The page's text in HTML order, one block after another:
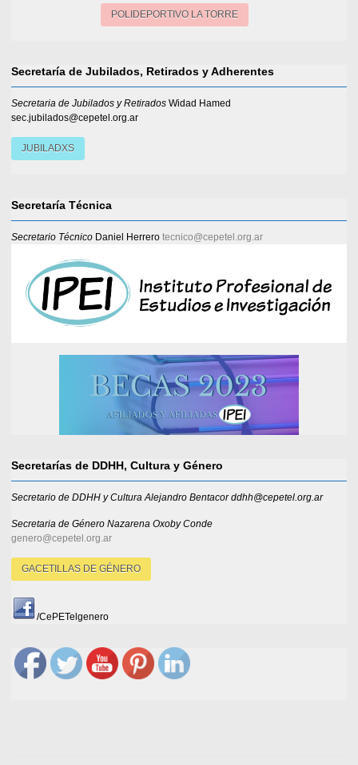
POLIDEPORTIVO LA TORRE
Secretaría de Jubilados, Retirados y Adherentes
Secretaria de Jubilados y Retirados Widad Hamed
sec.jubilados@cepetel.org.ar
JUBILADXS
Secretaría Técnica
Secretario Técnico Daniel Herrero tecnico@cepetel.org.ar
Secretarías de DDHH, Cultura y Género
Secretario de DDHH y Cultura Alejandro Bentacor ddhh@cepetel.org.ar
Secretaria de Género Nazarena Oxoby Conde
genero@cepetel.org.ar
GACETILLAS DE GÉNERO
/CePETelgenero